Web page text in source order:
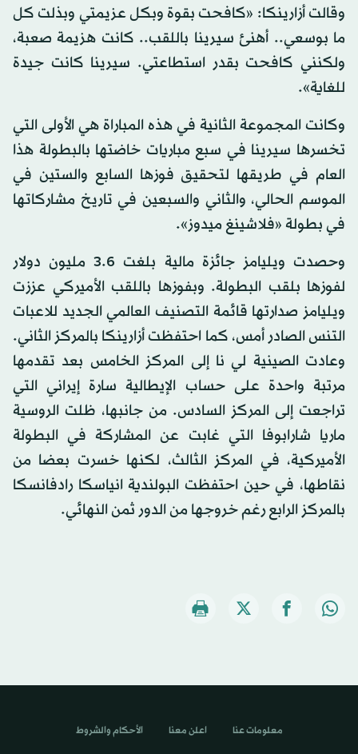
وقالت أزارينكا: «كافحت بقوة وبكل عزيمتي وبذلت كل
ما بوسعي.. أهنئ سيرينا باللقب.. كانت هزيمة صعبة،
ولكنني كافحت بقدر استطاعتي. سيرينا كانت جيدة
للغاية».
وكانت المجموعة الثانية في هذه المباراة هي الأولى التي
تخسرها سيرينا في سبع مباريات خاضتها بالبطولة هذا
العام في طريقها لتحقيق فوزها السابع والستين في
الموسم الحالي، والثاني والسبعين في تاريخ مشاركاتها
في بطولة «فلاشينغ ميدوز».
وحصدت ويليامز جائزة مالية بلغت 3.6 مليون دولار
لفوزها بلقب البطولة. وبفوزها باللقب الأميركي عززت
ويليامز صدارتها قائمة التصنيف العالمي الجديد للاعبات
التنس الصادر أمس، كما احتفظت أزارينكا بالمركز الثاني.
وعادت الصينية لي نا إلى المركز الخامس بعد تقدمها
مرتبة واحدة على حساب الإيطالية سارة إيراني التي
تراجعت إلى المركز السادس. من جانبها، ظلت الروسية
ماريا شارابوفا التي غابت عن المشاركة في البطولة
الأميركية، في المركز الثالث، لكنها خسرت بعضا من
نقاطها، في حين احتفظت البولندية انياسكا رادفانسكا
بالمركز الرابع رغم خروجها من الدور ثمن النهائي.
معلومات عنا اعلن معنا الأحكام والشروط